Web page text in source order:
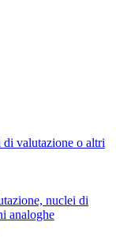
valutazione o altri
nuclei di
analoghe